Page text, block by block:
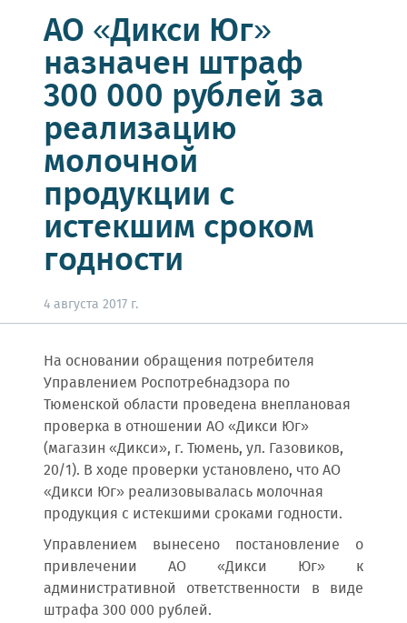
АО «Дикси Юг»
назначен штраф
300 000 рублей за
реализацию
молочной
продукции с
истекшим сроком
годности
4 августа 2017 г.
На основании обращения потребителя
Управлением Роспотребнадзора по
Тюменской области проведена внеплановая
проверка в отношении АО «Дикси Юг»
(магазин «Дикси», г. Тюмень, ул. Газовиков,
20/1). В ходе проверки установлено, что АО
«Дикси Юг» реализовывалась молочная
продукция с истекшими сроками годности.
Управлением вынесено постановление о
привлечении АО «Дикси Юг» к
административной ответственности в виде
штрафа 300 000 рублей.